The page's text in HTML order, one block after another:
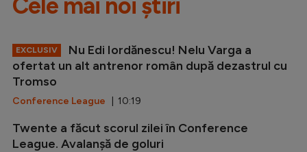
EXCLUSIV
Nu Edi Iordănescu! Nelu Varga a
ofertat un alt antrenor român după dezastrul cu
Tromso
Conference League | 10:19
Twente a făcut scorul zilei în Conference
League. Avalanșă de goluri